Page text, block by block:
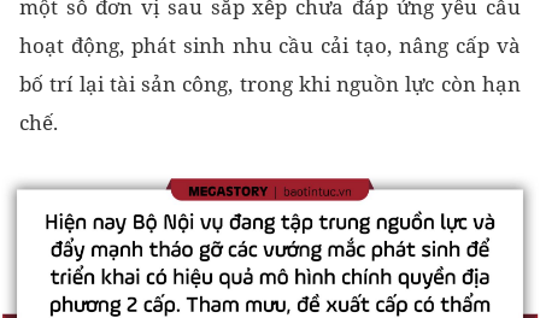
một số đơn vị sau sắp xếp chưa đáp ứng yêu cầu
hoạt động, phát sinh nhu cầu cải tạo, nâng cấp và
bố trí lại tài sản công, trong khi nguồn lực còn hạn
chế.